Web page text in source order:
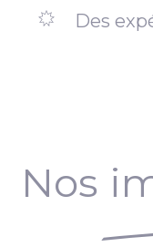
Des
Nos